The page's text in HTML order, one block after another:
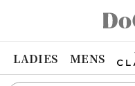
LADIES MENS